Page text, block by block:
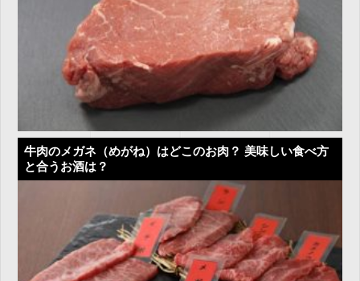
牛肉のメガネ（めがね）はどこのお肉？ 美味しい食べ方
と合うお酒は？